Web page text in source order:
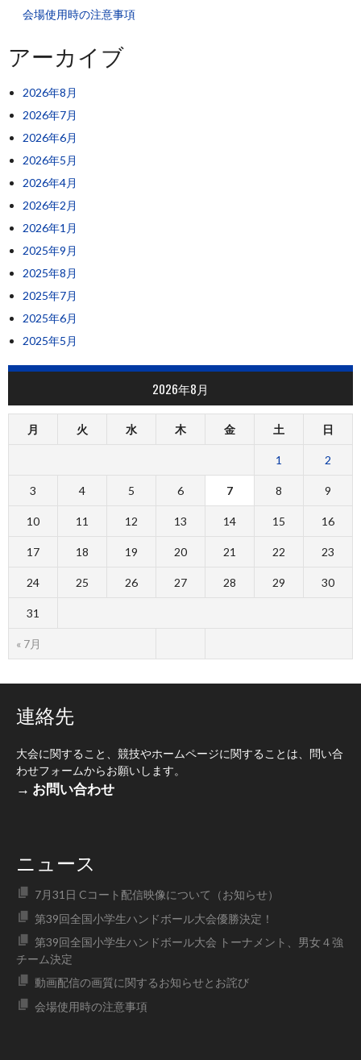
会場使用時の注意事項
アーカイブ
2026年8月
2026年7月
2026年6月
2026年5月
2026年4月
2026年2月
2026年1月
2025年9月
2025年8月
2025年7月
2025年6月
2025年5月
2026年8月
月 火 水 木 金 土 日
« 7月
1 2
3 4 5 6 7 8 9
10 11 12 13 14 15 16
17 18 19 20 21 22 23
24 25 26 27 28 29 30
31
連絡先
大会に関すること、競技やホームページに関することは、問い合
わせフォームからお願いします。
→ お問い合わせ
ニュース
7月31日 Cコート配信映像について（お知らせ）
第39回全国小学生ハンドボール大会優勝決定！
第39回全国小学生ハンドボール大会 トーナメント、男女４強
チーム決定
動画配信の画質に関するお知らせとお詫び
会場使用時の注意事項